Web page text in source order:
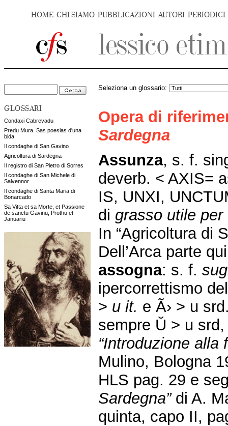
HOME CHI SIAMO PUBBLICAZIONI AUTORI PERIODICI
GLOSSARI
Condaxi Cabrevadu
Predu Mura. Sas poesias d'una
bida
Il condaghe di San Gavino
Agricoltura di Sardegna
Il registro di San Pietro di Sorres
Il condaghe di San Michele di
Salvennor
Il condaghe di Santa Maria di
Bonarcado
Sa Vitta et sa Morte, et Passione
de sanctu Gavinu, Prothu et
Januariu
Seleziona un glossario:
Opera di
Sardegna
Assunza, s. f.
deverb. < AXIS=
IS, UNXI,
di grasso utile per
In “Agricoltura di
Dell’Arca parte
assogna: s. f.
ipercorrettismo
> u it. e Ã› > u
sempre Ŭ > u
“Introduzione alla
Mulino, Bologna
HLS pag. 29 e
Sardegna”di A.
quinta, capo II,